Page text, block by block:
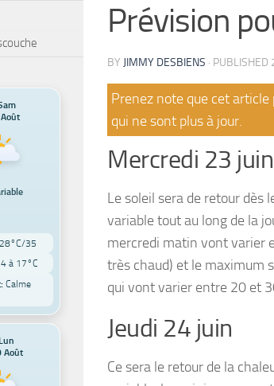
Prévision
BY JIMMY DESBIENS · PUBLISHED
Prenez note que cet
qui ne sont plus à jour.
Mercredi 23 juin
Le soleil sera de retour dès
variable tout au long de la
mercredi matin vont varier
très chaud) et le maximum
qui vont varier entre 20 et
Jeudi 24 juin
Ce sera le retour de la
28°C/35
à 17°C
Calme
Lun
Août